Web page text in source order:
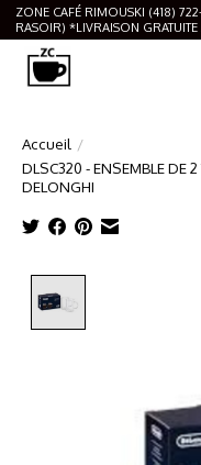
ZONE CAFÉ RIMOUSKI (418)
RASOIR) *LIVRAISON
Accueil /
DLSC320 - ENSEMBLE DE
DELONGHI